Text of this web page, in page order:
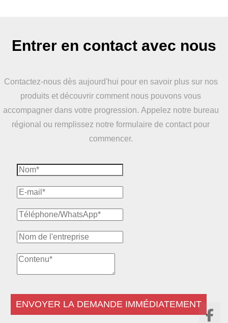
Entrer en contact avec nous
Contactez-nous dès aujourd'hui pour en savoir plus sur nos
produits et découvrir comment nous pouvons vous
accompagner dans votre progression. Appelez notre bureau
régional ou remplissez notre formulaire de contact pour
commencer.
ENVOYER LA DEMANDE IMMÉDIATEMENT